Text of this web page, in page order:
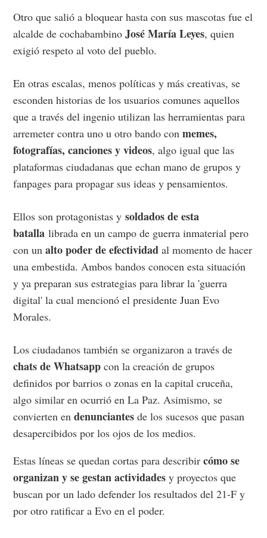
Otro que salió a bloquear hasta con sus mascotas fue el
alcalde de cochabambinoJosé María Leyes, quien
exigió respeto al voto del pueblo.
En otras escalas, menos políticas y más creativas, se
esconden historias de los usuarios comunes aquellos
que a través del ingenio utilizan las herramientas para
arremeter contra uno u otro bando conmemes,
fotografías, canciones y videos, algo igual que las
plataformas ciudadanas que echan mano de grupos y
fanpages para propagar sus ideas y pensamientos.
Ellos son protagonistas ysoldados de esta
batalla librada en un campo de guerra inmaterial pero
con unalto poder de efectividad al momento de hacer
una embestida. Ambos bandos conocen esta situación
y ya preparan sus estrategias para librar la 'guerra
digital' la cual mencionó el presidente Juan Evo
Morales.
Los ciudadanos también se organizaron a través de
chats de Whatsapp con la creación de grupos
definidos por barrios o zonas en la capital cruceña,
algo similar en ocurrió en La Paz. Asimismo, se
convierten endenunciantesde los sucesos que pasan
desapercibidos por los ojos de los medios.
Estas líneas se quedan cortas para describircómo se
organizan y se gestan actividades y proyectos que
buscan por un lado defender los resultados del 21-F y
por otro ratificar a Evo en el poder.